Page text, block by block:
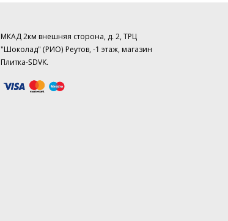
МКАД 2км внешняя сторона, д. 2, ТРЦ
"Шоколад" (РИО) Реутов, -1 этаж, магазин
Плитка-SDVK.